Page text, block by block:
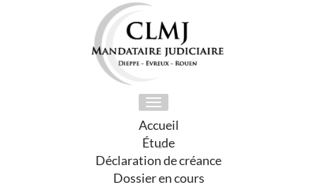
Toggle
navigation
Accueil
Étude
Déclaration de créance
Dossier en cours